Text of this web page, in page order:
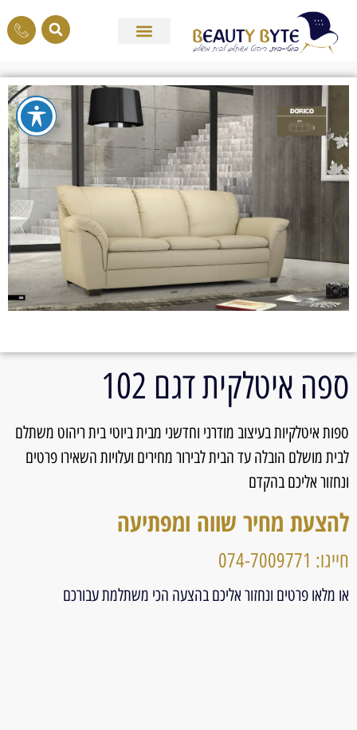
ספה איטלקית דגם 102
ספות איטלקיות בעיצוב מודרני וחדשני מבית ביוטי בית ריהוט משתלם
לבית מושלם הובלה עד הבית לבירור מחירים ועלויות השאירו פרטים
ונחזור אליכם בהקדם
להצעת מחיר שווה ומפתיעה
חייגו: 074-7009771
או מלאו פרטים ונחזור אליכם בהצעה הכי משתלמת עבורכם